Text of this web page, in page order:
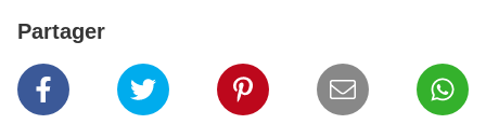
Partager